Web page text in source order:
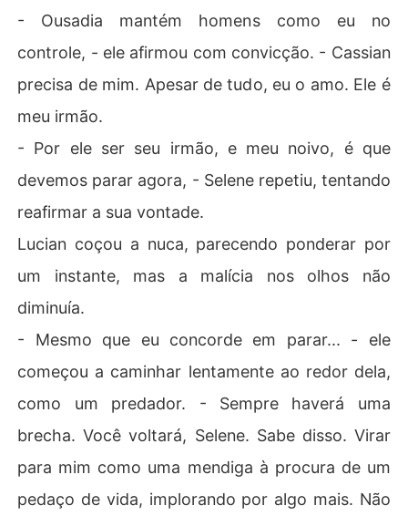
- Ousadia mantém homens como eu no
controle, - ele afirmou com convicção. - Cassian
precisa de mim. Apesar de tudo, eu o amo. Ele é
meu irmão.
- Por ele ser seu irmão, e meu noivo, é que
devemos parar agora, - Selene repetiu, tentando
reafirmar a sua vontade.
Lucian coçou a nuca, parecendo ponderar por
um instante, mas a malícia nos olhos não
diminuía.
- Mesmo que eu concorde em parar... - ele
começou a caminhar lentamente ao redor dela,
como um predador. - Sempre haverá uma
brecha. Você voltará, Selene. Sabe disso. Virar
para mim como uma mendiga à procura de um
pedaço de vida, implorando por algo mais. Não